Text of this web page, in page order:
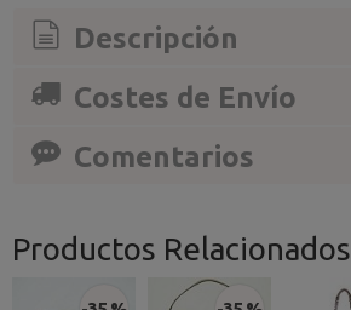
Descripción
Costes de Envío
Comentarios
Productos Relacionados